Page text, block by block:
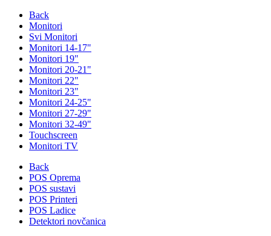
Back
Monitori
Svi Monitori
Monitori 14-17"
Monitori 19"
Monitori 20-21"
Monitori 22"
Monitori 23"
Monitori 24-25"
Monitori 27-29"
Monitori 32-49"
Touchscreen
Monitori TV
Back
POS Oprema
POS sustavi
POS Printeri
POS Ladice
Detektori novčanica